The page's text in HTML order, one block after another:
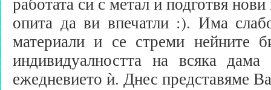
опита да ви впечатли :). Има
материали и се стреми нейните
индивидуалността на всяка
ежедневието ѝ. Днес представяме